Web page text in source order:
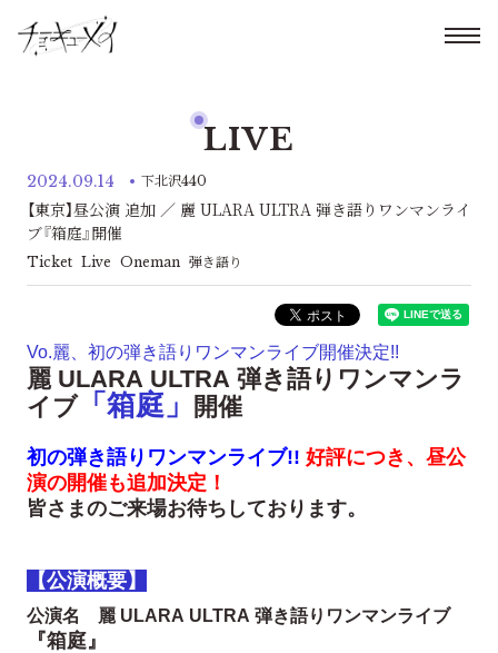
LIVE
2024.09.14 下北沢440
【東京】昼公演 追加 ／ 麗 ULARA ULTRA 弾き語りワンマンライ
ブ『箱庭』開催
Ticket Live Oneman 弾き語り
Vo.麗、初の弾き語りワンマンライブ開催決定!!
麗 ULARA ULTRA 弾き語りワンマンラ
イブ「箱庭」 開催
初の弾き語りワンマンライブ!! 好評につき、昼公
演の開催も追加決定！
皆さまのご来場お待ちしております。
【公演概要】
公演名 麗 ULARA ULTRA 弾き語りワンマンライブ
『箱庭』